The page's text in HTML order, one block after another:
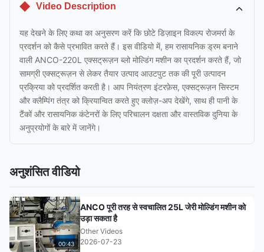
Video Description
यह देखने के लिए कथा का अनुसरण करें कि छोटे डिज़ाइन विकल्प रोजमर्रा के
प्रदर्शन को कैसे प्रभावित करते हैं। इस वीडियो में, हम रासायनिक ड्रम बनाने
वाली ANCO-220L एक्सट्रूज़न ब्लो मोल्डिंग मशीन का प्रदर्शन करते हैं, जो
सामग्री एक्सट्रूज़न से लेकर तैयार उत्पाद आउटपुट तक की पूरी उत्पादन
प्रक्रिया को प्रदर्शित करती है। आप नियंत्रण इंटरफ़ेस, एक्सट्रूज़न सिस्टम
और क्लैम्पिंग तंत्र को क्रियान्वित करते हुए क्लोज़-अप देखेंगे, साथ ही पानी के
टैंकों और रासायनिक कंटेनरों के लिए परिचालन दक्षता और वास्तविक दुनिया के
अनुप्रयोगों के बारे में जानेंगे।
अनुशंसित वीडियो
00:43
ANCO पूरी तरह से स्वचालित 25L जेरी मोल्डिंग मशीन को
उड़ा सकता है
Other Videos
2026-07-23